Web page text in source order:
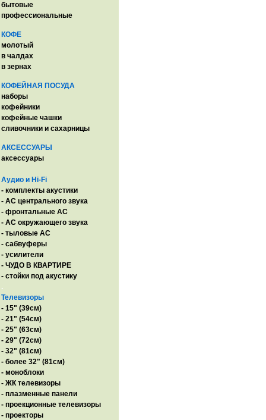
бытовые
профессиональные
КОФЕ
молотый
в чалдах
в зернах
КОФЕЙНАЯ ПОСУДА
наборы
кофейники
кофейные чашки
сливочники и сахарницы
АКСЕССУАРЫ
аксессуары
Аудио и Hi-Fi
- комплекты акустики
- AC центрального звука
- фронтальные АС
- АС окружающего звука
- тыловые АС
- сабвуферы
- усилители
- ЧУДО В КВАРТИРЕ
- стойки под акустику
.
Телевизоры
- 15" (39см)
- 21" (54см)
- 25" (63см)
- 29" (72см)
- 32" (81см)
- более 32" (81см)
- моноблоки
- ЖК телевизоры
- плазменные панели
- проекционные телевизоры
- проекторы